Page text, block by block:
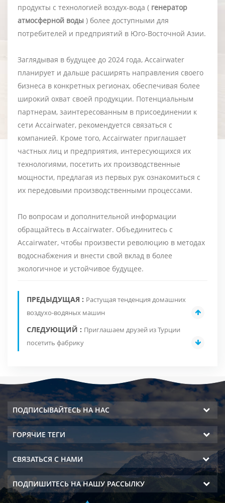
продукты с технологией воздух-вода ( генератор
атмосферной воды ) более доступными для
потребителей и предприятий в Юго-Восточной Азии.
Заглядывая в будущее до 2024 года, Accairwater
планирует и дальше расширять направления своего
бизнеса в конкретных регионах, обеспечивая более
широкий охват своей продукции. Потенциальным
партнерам, заинтересованным в присоединении к
сети Accairwater, рекомендуется связаться с
компанией. Кроме того, Accairwater приглашает
частных лиц и предприятия, интересующихся их
технологиями, посетить их производственные
мощности, предлагая из первых рук ознакомиться с
их передовыми производственными процессами.
По вопросам и дополнительной информации
обращайтесь в Accairwater. Объединитесь с
Accairwater, чтобы произвести революцию в методах
водоснабжения и внести свой вклад в более
экологичное и устойчивое будущее.
ПРЕДЫДУЩАЯ : Растущая тенденция домашних
воздухо-водяных машин
СЛЕДУЮЩИЙ : Приглашаем друзей из Турции
посетить фабрику
ПОДПИСЫВАЙТЕСЬ НА НАС
ГОРЯЧИЕ ТЕГИ
СВЯЗАТЬСЯ С НАМИ
ПОДПИШИТЕСЬ НА НАШУ РАССЫЛКУ